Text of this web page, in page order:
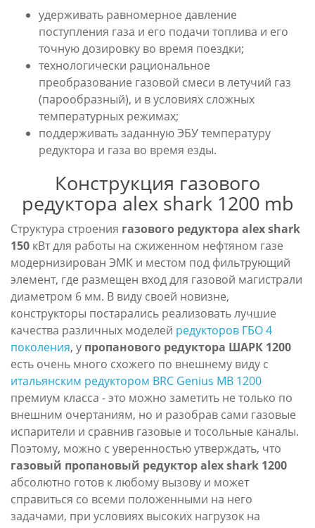
удерживать равномерное давление
поступления газа и его подачи топлива и его
точную дозировку во время поездки;
технологически рациональное
преобразование газовой смеси в летучий газ
(парообразный), и в условиях сложных
температурных режимах;
поддерживать заданную ЭБУ температуру
редуктора и газа во время езды.
Конструкция газового
редуктора alex shark 1200 mb
Структура строения газового редуктора alex shark
150 кВт для работы на сжиженном нефтяном газе
модернизирован ЭМК и местом под фильтрующий
элемент, где размещен вход для газовой магистрали
диаметром 6 мм. В виду своей новизне,
конструкторы постарались реализовать лучшие
качества различных моделей редукторов ГБО 4
поколения, у пропанового редуктора ШАРК 1200
есть очень много схожего по внешнему виду с
итальянским редуктором BRC Genius MB 1200
премиум класса - это можно заметить не только по
внешним очертаниям, но и разобрав сами газовые
испарители и сравнив газовые и тосольные каналы.
Поэтому, можно с уверенностью утверждать, что
газовый пропановый редуктор alex shark 1200
абсолютно готов к любому вызову и может
справиться со всеми положенными на него
задачами, при условиях высоких нагрузок на